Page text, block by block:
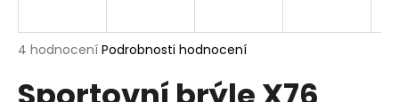
Průměrné
produktu
4 hodnocení Podrobnosti hodnocení
j
t